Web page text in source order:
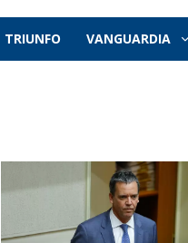
La
Nación
TRIUNFO VANGUARDIA